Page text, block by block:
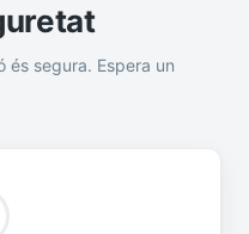
és segura. Espera un